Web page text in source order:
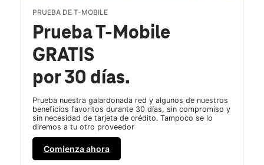
PRUEBA DE T-MOBILE
Prueba T-Mobile
GRATIS
por 30 días.
Prueba nuestra galardonada red y algunos de nuestros
beneficios favoritos durante 30 días, sin compromiso y
sin necesidad de tarjeta de crédito. Tampoco se lo
diremos a tu otro proveedor
Comienza ahora